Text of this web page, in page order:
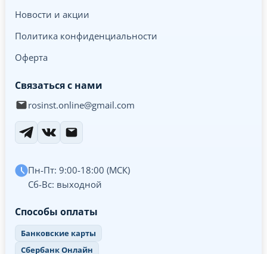
Новости и акции
Политика конфиденциальности
Оферта
Связаться с нами
rosinst.online@gmail.com
Пн-Пт: 9:00-18:00 (МСК)
Сб-Вс: выходной
Способы оплаты
Банковские карты
Сбербанк Онлайн